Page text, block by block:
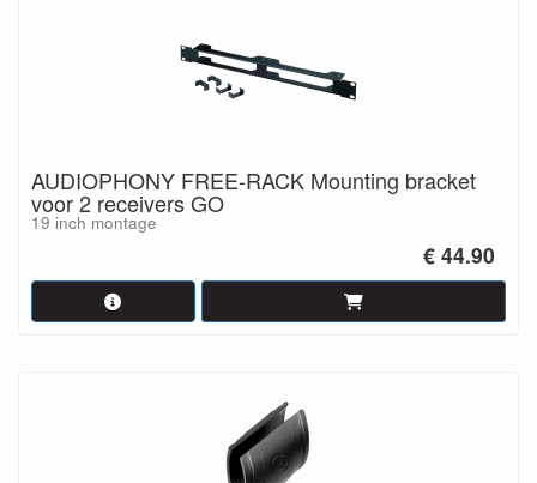
AUDIOPHONY FREE-RACK Mounting bracket
voor 2 receivers GO
19 inch montage
€ 44.90